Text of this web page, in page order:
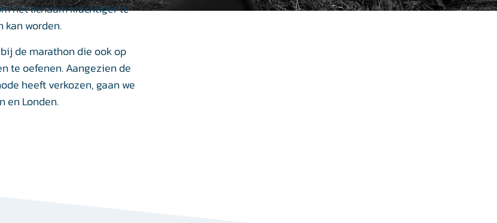
het lichaam krachtiger te
worden.
de marathon die ook op
te oefenen. Aangezien de
heeft verkozen, gaan we
en Londen.